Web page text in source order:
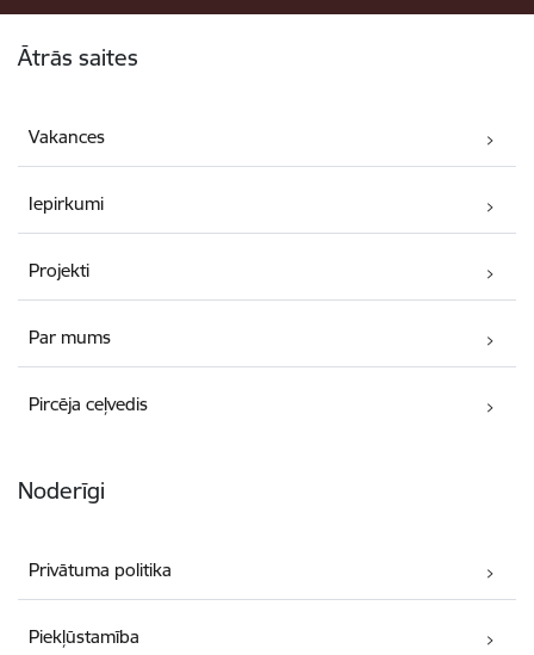
Ātrās saites
Vakances
Iepirkumi
Projekti
Par mums
Pircēja ceļvedis
Noderīgi
Privātuma politika
Piekļūstamība